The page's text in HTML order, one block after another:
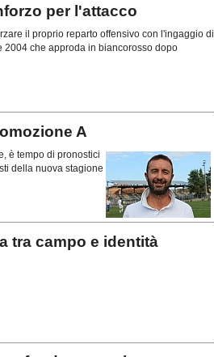
per l'attacco
il proprio reparto offensivo con l'ingaggio di
2004 che approda in biancorosso dopo
A
è tempo di pronostici
della nuova stagione
tra campo e identità